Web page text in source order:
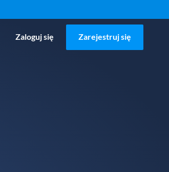
Zaloguj się Zarejestruj się